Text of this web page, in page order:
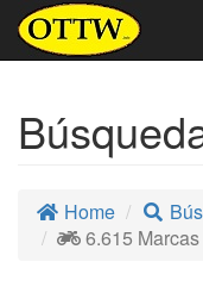
Home
6.615 Marcas